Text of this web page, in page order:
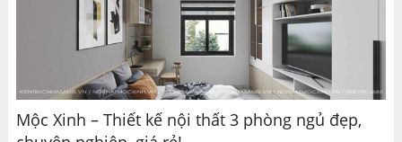
Mộc Xinh – Thiết kế nội thất 3 phòng ngủ đẹp,